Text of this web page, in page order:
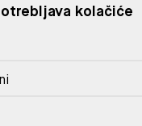
kolačiće